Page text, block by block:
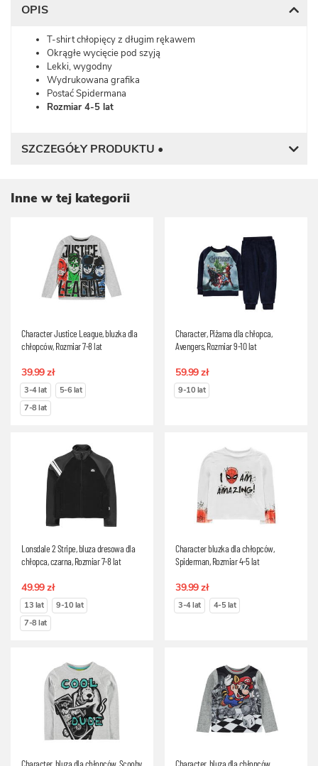
OPIS
T-shirt chłopięcy z długim rękawem
Okrągłe wycięcie pod szyją
Lekki, wygodny
Wydrukowana grafika
Postać Spidermana
Rozmiar 4-5 lat
SZCZEGÓŁY PRODUKTU •
Inne w tej kategorii
Character Justice League, bluzka dla
chłopców, Rozmiar 7-8 lat
39.99 zł
3-4 lat
5-6 lat
7-8 lat
Character, Piżama dla chłopca,
Avengers, Rozmiar 9-10 lat
59.99 zł
9-10 lat
Lonsdale 2 Stripe, bluza dresowa dla
chłopca, czarna, Rozmiar 7-8 lat
49.99 zł
13 lat
9-10 lat
7-8 lat
Character bluzka dla chłopców,
Spiderman, Rozmiar 4-5 lat
39.99 zł
3-4 lat 4-5 lat
Character, bluza dla chłopców, Scooby Character, bluza dla chłopców,